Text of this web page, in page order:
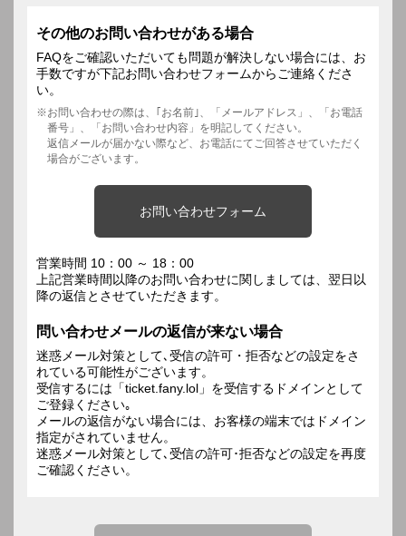
その他のお問い合わせがある場合
FAQをご確認いただいても問題が解決しない場合には、お
手数ですが下記お問い合わせフォームからご連絡くださ
い。
お問い合わせの際は、｢お名前｣、「メールアドレス」、「お電話
番号」、「お問い合わせ内容」を明記してください。
返信メールが届かない際など、お電話にてご回答させていただく
場合がございます。
お問い合わせフォーム
営業時間 10：00 ～ 18：00
上記営業時間以降のお問い合わせに関しましては、翌日以
降の返信とさせていただきます。
問い合わせメールの返信が来ない場合
迷惑メール対策として､受信の許可・拒否などの設定をさ
れている可能性がございます。
受信するには「ticket.fany.lol」を受信するドメインとして
ご登録ください｡
メールの返信がない場合には、お客様の端末ではドメイン
指定がされていません。
迷惑メール対策として､受信の許可･拒否などの設定を再度
ご確認ください。